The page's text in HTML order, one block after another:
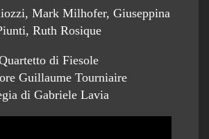
Mark Milhofer, Giuseppina
Ruth Rosique
di Fiesole
Guillaume Tourniaire
di Gabriele Lavia